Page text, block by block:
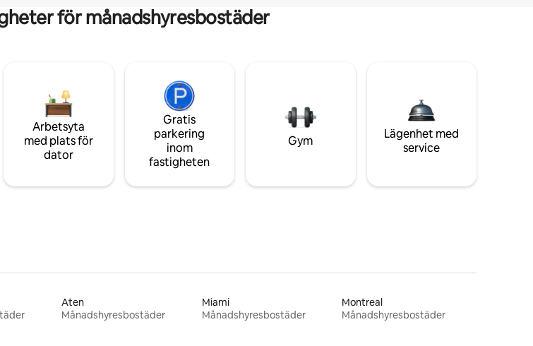
för månadshyresbostäder
Arbetsyta
med plats för
dator
Gratis
parkering
inom
fastigheten
Gym
Lägenhet med
service
Aten
Månadshyresbostäder
Miami
Månadshyresbostäder
Montreal
Månadshyresbostäder